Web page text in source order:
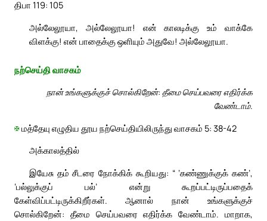
திபா 119: 105
அல்லேலூயா, அல்லேலூயா! என் காலடிக்கு உம் வாக்கே
விளக்கு! என் பாதைக்கு ஒளியும் அதுவே! அல்லேலூயா.
நற்செய்தி வாசகம்
நான் உங்களுக்குச் சொல்கிறேன்: தீமை செய்பவரை எதிர்க்க
வேண்டாம்.
✠மத்தேயு எழுதிய தூய நற்செய்தியிலிருந்து வாசகம் 5: 38-42
அக்காலத்தில்
இயேசு தம் சீடரை நோக்கிக் கூறியது: “ ‘கண்ணுக்குக் கண்’,
‘பல்லுக்குப் பல்’ என்று கூறப்பட்டிருப்பதைக்
கேள்விப்பட்டிருக்கிறீர்கள். ஆனால் நான் உங்களுக்குச்
சொல்கிறேன்: தீமை செய்பவரை எதிர்க்க வேண்டாம். மாறாக,